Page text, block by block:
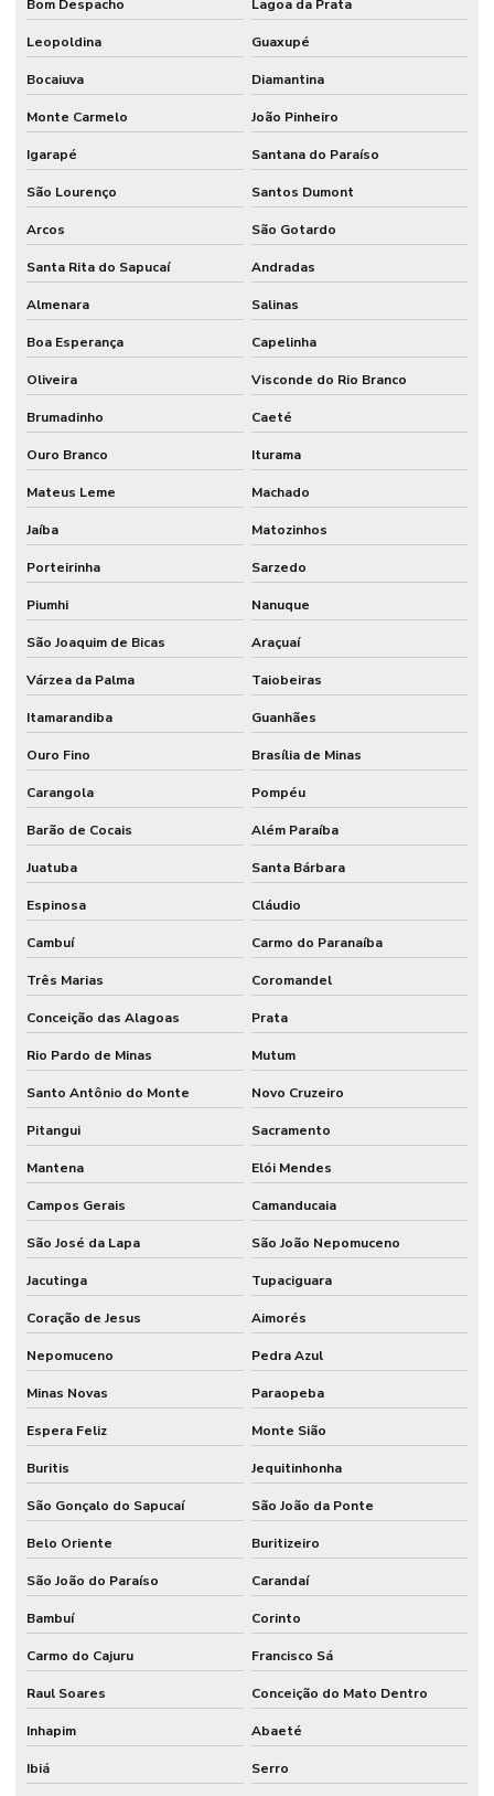
Bom Despacho Lagoa da Prata
Leopoldina Guaxupé
Bocaiuva Diamantina
Monte Carmelo João Pinheiro
Igarapé Santana do Paraíso
São Lourenço Santos Dumont
Arcos São Gotardo
Santa Rita do Sapucaí Andradas
Almenara Salinas
Boa Esperança Capelinha
Oliveira Visconde do Rio Branco
Brumadinho Caeté
Ouro Branco Iturama
Mateus Leme Machado
Jaíba Matozinhos
Porteirinha Sarzedo
Piumhi Nanuque
São Joaquim de Bicas Araçuaí
Várzea da Palma Taiobeiras
Itamarandiba Guanhães
Ouro Fino Brasília de Minas
Carangola Pompéu
Barão de Cocais Além Paraíba
Juatuba Santa Bárbara
Espinosa Cláudio
Cambuí Carmo do Paranaíba
Três Marias Coromandel
Conceição das Alagoas Prata
Rio Pardo de Minas Mutum
Santo Antônio do Monte Novo Cruzeiro
Pitangui Sacramento
Mantena Elói Mendes
Campos Gerais Camanducaia
São José da Lapa São João Nepomuceno
Jacutinga Tupaciguara
Coração de Jesus Aimorés
Nepomuceno Pedra Azul
Minas Novas Paraopeba
Espera Feliz Monte Sião
Buritis Jequitinhonha
São Gonçalo do Sapucaí São João da Ponte
Belo Oriente Buritizeiro
São João do Paraíso Carandaí
Bambuí Corinto
Carmo do Cajuru Francisco Sá
Raul Soares Conceição do Mato Dentro
Inhapim Abaeté
Ibiá Serro